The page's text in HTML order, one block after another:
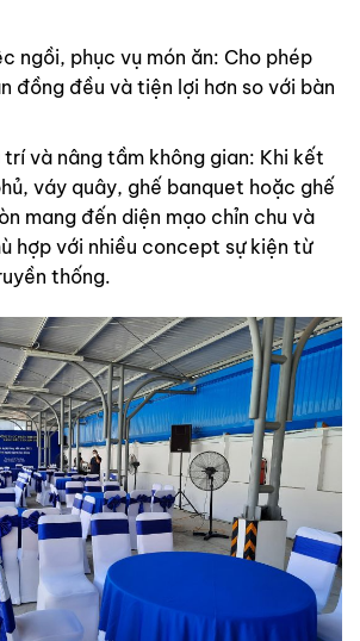
ngồi, phục vụ món ăn: Cho phép
đồng đều và tiện lợi hơn so với bàn
và nâng tầm không gian: Khi kết
váy quây, ghế banquet hoặc ghế
mang đến diện mạo chỉn chu và
hợp với nhiều concept sự kiện từ
thống.